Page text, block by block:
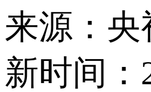
来源：央
新时间：